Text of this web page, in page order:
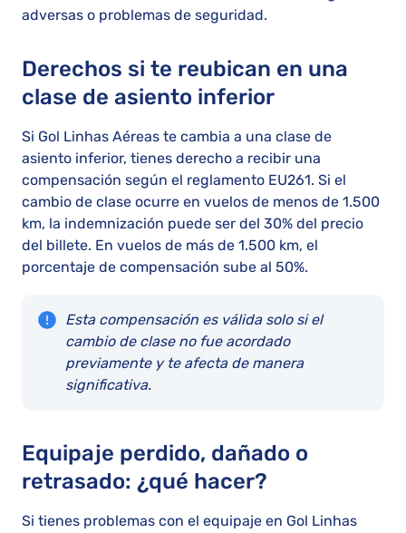
adversas o problemas de seguridad.
Derechos si te reubican en una
clase de asiento inferior
Si Gol Linhas Aéreas te cambia a una clase de
asiento inferior, tienes derecho a recibir una
compensación según el reglamento EU261. Si el
cambio de clase ocurre en vuelos de menos de 1.500
km, la indemnización puede ser del 30% del precio
del billete. En vuelos de más de 1.500 km, el
porcentaje de compensación sube al 50%.
Esta compensación es válida solo si el
cambio de clase no fue acordado
previamente y te afecta de manera
significativa.
Equipaje perdido, dañado o
retrasado: ¿qué hacer?
Si tienes problemas con el equipaje en Gol Linhas